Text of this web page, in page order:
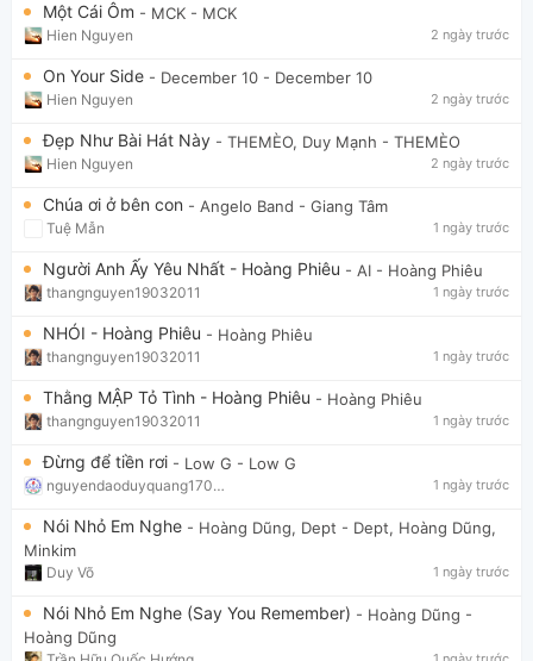
Một Cái Ôm - MCK - MCK
Hien Nguyen 2 ngày trước
On Your Side - December 10 - December 10
Hien Nguyen 2 ngày trước
Đẹp Như Bài Hát Này - THEMÈO, Duy Mạnh - THEMÈO
Hien Nguyen 2 ngày trước
Chúa ơi ở bên con - Angelo Band - Giang Tâm
Tuệ Mẫn 1 ngày trước
Người Anh Ấy Yêu Nhất - Hoàng Phiêu - AI - Hoàng Phiêu
thangnguyen19032011 1 ngày trước
NHÓI - Hoàng Phiêu - Hoàng Phiêu
thangnguyen19032011 1 ngày trước
Thằng MẬP Tỏ Tình - Hoàng Phiêu - Hoàng Phiêu
thangnguyen19032011 1 ngày trước
Đừng để tiền rơi - Low G - Low G
nguyendaoduyquang17021 1 ngày trước
Nói Nhỏ Em Nghe - Hoàng Dũng, Dept - Dept, Hoàng Dũng,
Minkim
Duy Võ 1 ngày trước
Nói Nhỏ Em Nghe (Say You Remember) - Hoàng Dũng -
Hoàng Dũng